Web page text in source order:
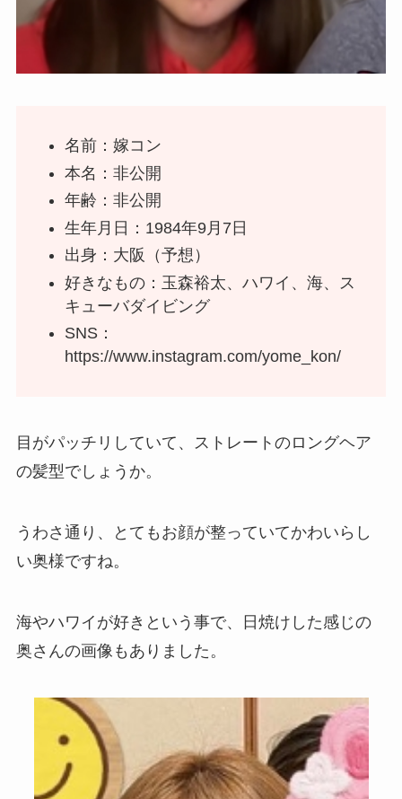
名前：嫁コン
本名：非公開
年齢：非公開
生年月日：1984年9月7日
出身：大阪（予想）
好きなもの：玉森裕太、ハワイ、海、ス
キューバダイビング
SNS：
https://www.instagram.com/yome_kon/
目がパッチリしていて、ストレートのロングヘア
の髪型でしょうか。
うわさ通り、とてもお顔が整っていてかわいらし
い奥様ですね。
海やハワイが好きという事で、日焼けした感じの
奥さんの画像もありました。